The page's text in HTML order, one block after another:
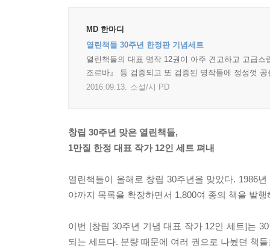
MD 한마디
열린책들 30주년 한정판 기념세트
열린책들의 대표 명작 12권이 아주 견고하고 고급
조르바』 등 검증되고 또 검증된 명작들에 정성껏
2016.09.13. 소설/시 PD
창립 30주년 맞은 열린책들,
1만질 한정 대표 작가 12인 세트 펴내
열린책들이 올해로 창립 30주년을 맞았다. 1986
야까지 목록을 확장하면서 1,800여 종의 책을 발행
이번 [창립 30주년 기념 대표 작가 12인 세트]는
되는 세트다. 분량 때문에 여러 권으로 나눴던 책